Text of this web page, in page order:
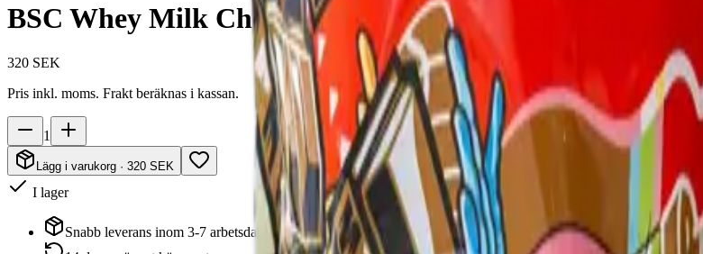
BSC Whey Milk Chocolate 900g
320 SEK
Pris inkl. moms. Frakt beräknas i kassan.
1
Lägg i varukorg · 320 SEK
I lager
Snabb leverans inom 3-7 arbetsdagar